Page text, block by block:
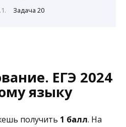
Задача 20
ЕГЭ 2024
языку
получить 1 балл. На